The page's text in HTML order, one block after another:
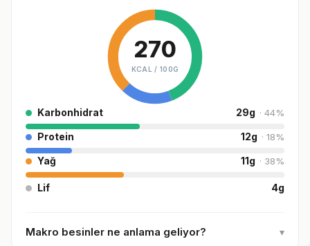
270
KCAL / 100G
Karbonhidrat 29g · 44%
Protein 12g · 18%
Yağ 11g · 38%
Lif 4g
Makro besinler ne anlama geliyor? ▾